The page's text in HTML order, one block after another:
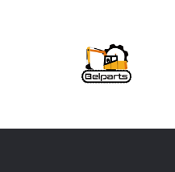
Aperçu / Produits